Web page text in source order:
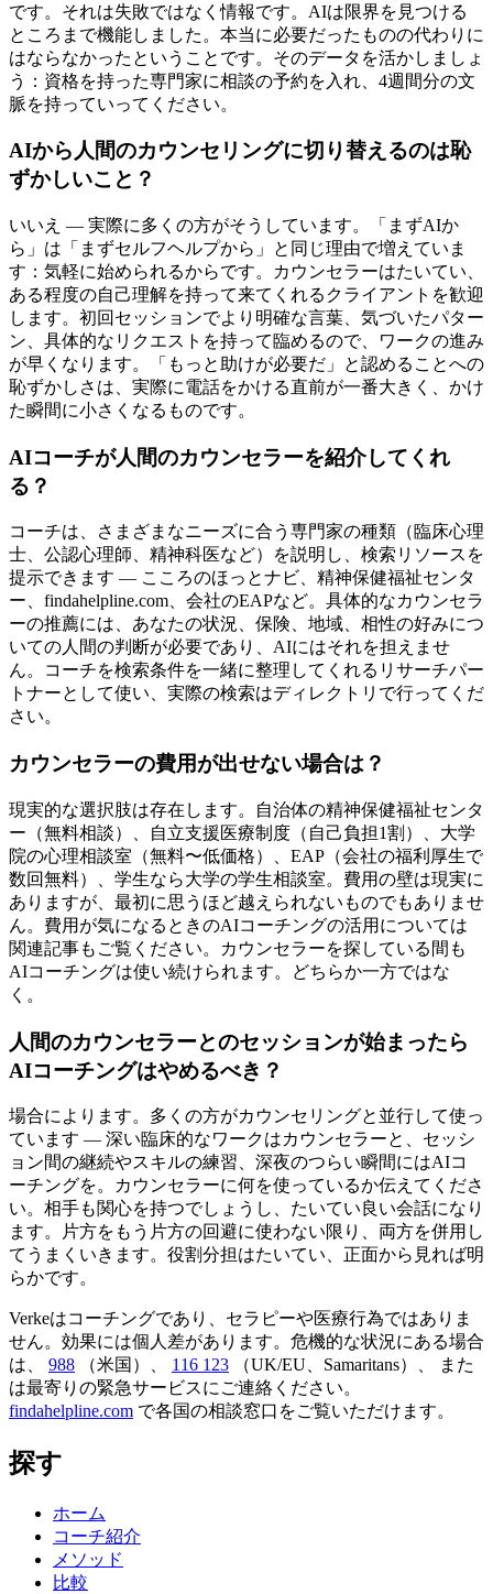
です。それは失敗ではなく情報です。AIは限界を見つける
ところまで機能しました。本当に必要だったものの代わりに
はならなかったということです。そのデータを活かしましょ
う：資格を持った専門家に相談の予約を入れ、4週間分の文
脈を持っていってください。
AIから人間のカウンセリングに切り替えるのは恥
ずかしいこと？
いいえ — 実際に多くの方がそうしています。「まずAIか
ら」は「まずセルフヘルプから」と同じ理由で増えていま
す：気軽に始められるからです。カウンセラーはたいてい、
ある程度の自己理解を持って来てくれるクライアントを歓迎
します。初回セッションでより明確な言葉、気づいたパター
ン、具体的なリクエストを持って臨めるので、ワークの進み
が早くなります。「もっと助けが必要だ」と認めることへの
恥ずかしさは、実際に電話をかける直前が一番大きく、かけ
た瞬間に小さくなるものです。
AIコーチが人間のカウンセラーを紹介してくれ
る？
コーチは、さまざまなニーズに合う専門家の種類（臨床心理
士、公認心理師、精神科医など）を説明し、検索リソースを
提示できます — こころのほっとナビ、精神保健福祉センタ
ー、findahelpline.com、会社のEAPなど。具体的なカウンセラ
ーの推薦には、あなたの状況、保険、地域、相性の好みにつ
いての人間の判断が必要であり、AIにはそれを担えませ
ん。コーチを検索条件を一緒に整理してくれるリサーチパー
トナーとして使い、実際の検索はディレクトリで行ってくだ
さい。
カウンセラーの費用が出せない場合は？
現実的な選択肢は存在します。自治体の精神保健福祉センタ
ー（無料相談）、自立支援医療制度（自己負担1割）、大学
院の心理相談室（無料〜低価格）、EAP（会社の福利厚生で
数回無料）、学生なら大学の学生相談室。費用の壁は現実に
ありますが、最初に思うほど越えられないものでもありませ
ん。費用が気になるときのAIコーチングの活用については
関連記事もご覧ください。カウンセラーを探している間も
AIコーチングは使い続けられます。どちらか一方ではな
く。
人間のカウンセラーとのセッションが始まったら
AIコーチングはやめるべき？
場合によります。多くの方がカウンセリングと並行して使っ
ています — 深い臨床的なワークはカウンセラーと、セッシ
ョン間の継続やスキルの練習、深夜のつらい瞬間にはAIコ
ーチングを。カウンセラーに何を使っているか伝えてくださ
い。相手も関心を持つでしょうし、たいてい良い会話になり
ます。片方をもう片方の回避に使わない限り、両方を併用し
てうまくいきます。役割分担はたいてい、正面から見れば明
らかです。
Verkeはコーチングであり、セラピーや医療行為ではありま
せん。効果には個人差があります。危機的な状況にある場合
は、
988 （米国）、 116 123 （UK/EU、Samaritans）、
また
は最寄りの緊急サービスにご連絡ください。
findahelpline.com で各国の相談窓口をご覧いただけます。
探す
ホーム
コーチ紹介
メソッド
比較